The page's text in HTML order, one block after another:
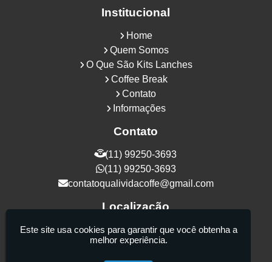
Institucional
Home
Quem Somos
O Que São Kits Lanches
Coffee Break
Contato
Informações
Contato
(11) 99250-3693
(11) 99250-3693
contatoqualividacoffe@gmail.com
Localização
Rua Samurais, 27 - Vila Maria Alta - São
Paulo / SP - CEP: 02130-080
Este site usa cookies para garantir que você obtenha a
melhor experiência.